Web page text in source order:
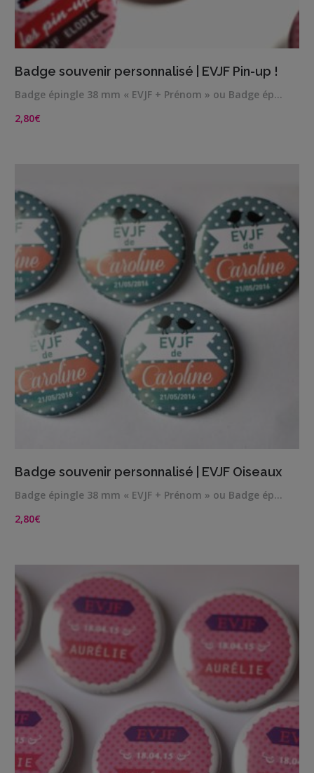
Badge souvenir personnalisé | EVJF Pin-up !
Badge épingle 38 mm « EVJF + Prénom » ou Badge ép…
2,80€
Badge souvenir personnalisé | EVJF Oiseaux
Badge épingle 38 mm « EVJF + Prénom » ou Badge ép…
2,80€